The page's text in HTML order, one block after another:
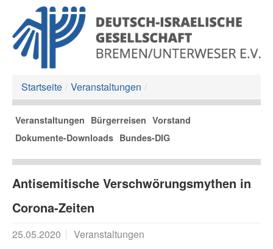
Startseite / Veranstaltungen /
Veranstaltungen Bürgerreisen Vorstand
Dokumente-Downloads Bundes-DIG
Antisemitische Verschwörungsmythen in
Corona-Zeiten
25.05.2020
Veranstaltungen